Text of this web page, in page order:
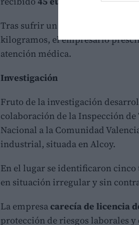
Tras sufrir un accidente al caerle
kilogramos, el empresario
atención médica.
Investigación
Fruto de la investigación
colaboración de la Inspección
Nacional a la Comunidad
industrial, situada en Alcoy.
En el lugar se identificaron
en situación irregular y sin
La empresacarecía de licencia
protección de riesgos laborales